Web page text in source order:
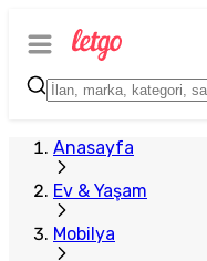
Anasayfa
Ev & Yaşam
Mobilya